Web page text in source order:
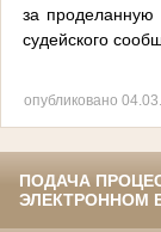
за проделанную
судейского
опубликовано
ПОДАЧА
ЭЛЕКТРОННОМ